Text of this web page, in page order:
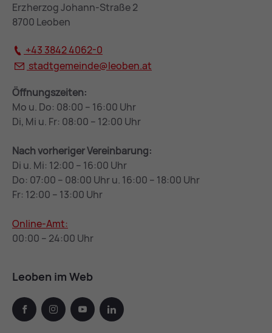
Erzherzog Johann-Straße 2
8700 Leoben
+43 3842 4062-0
stadtgemeinde@leoben.at
Öffnungszeiten:
Mo u. Do: 08:00 – 16:00 Uhr
Di, Mi u. Fr: 08:00 – 12:00 Uhr
Nach vorheriger Vereinbarung:
Di u. Mi: 12:00 – 16:00 Uhr
Do: 07:00 – 08:00 Uhr u. 16:00 – 18:00 Uhr
Fr: 12:00 – 13:00 Uhr
Online-Amt:
00:00 – 24:00 Uhr
Leoben im Web
facebook instagramyoutube linkedin